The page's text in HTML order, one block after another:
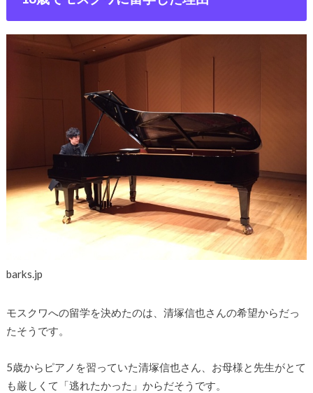
barks.jp
モスクワへの留学を決めたのは、清塚信也さんの希望からだっ
たそうです。
5歳からピアノを習っていた清塚信也さん、お母様と先生がとて
も厳しくて「逃れたかった」からだそうです。